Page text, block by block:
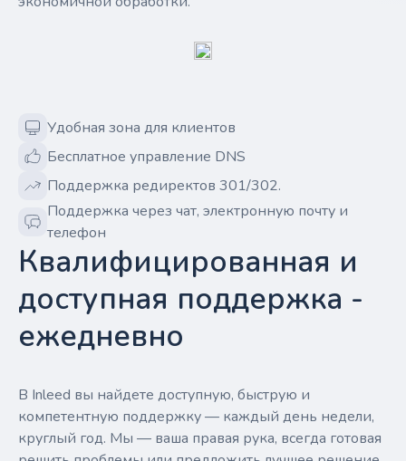
Удобная зона для клиентов
Бесплатное управление DNS
Поддержка редиректов 301/302.
Поддержка через чат, электронную почту и
телефон
Квалифицированная и
доступная поддержка -
ежедневно
В Inleed вы найдете доступную, быструю и
компетентную поддержку — каждый день недели,
круглый год. Мы — ваша правая рука, всегда готовая